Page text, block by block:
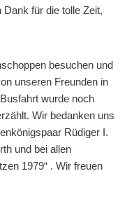
für die tolle Zeit,
besuchen und
unseren Freunden in
wurde noch
Wir bedanken uns
Rüdiger I.
und bei allen
1979“ . Wir freuen